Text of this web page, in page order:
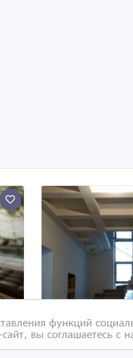
функций
вы соглашаетесь